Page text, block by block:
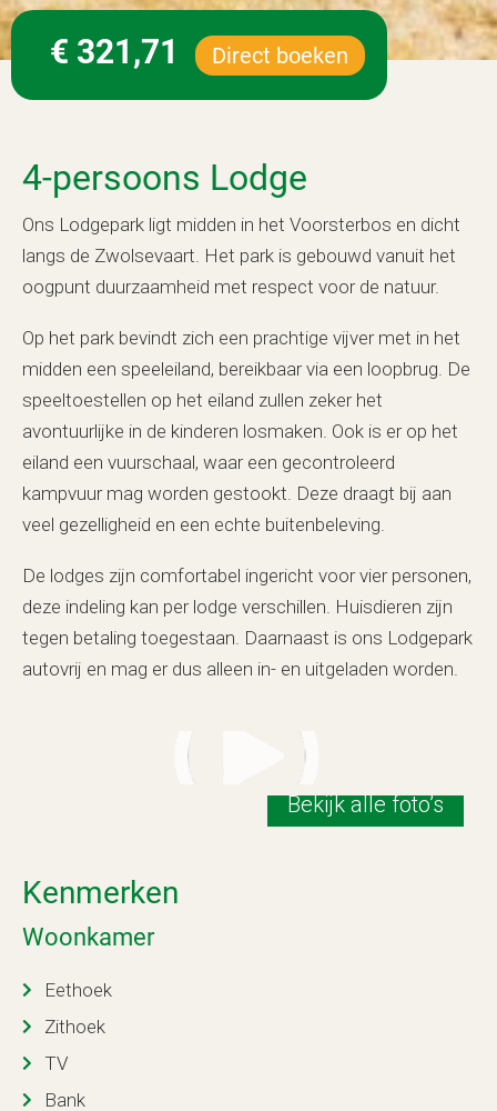
€ 321,71 Direct boeken
4-persoons Lodge
Ons Lodgepark ligt midden in het Voorsterbos en dicht
langs de Zwolsevaart. Het park is gebouwd vanuit het
oogpunt duurzaamheid met respect voor de natuur.
Op het park bevindt zich een prachtige vijver met in het
midden een speeleiland, bereikbaar via een loopbrug. De
speeltoestellen op het eiland zullen zeker het
avontuurlijke in de kinderen losmaken. Ook is er op het
eiland een vuurschaal, waar een gecontroleerd
kampvuur mag worden gestookt. Deze draagt bij aan
veel gezelligheid en een echte buitenbeleving.
De lodges zijn comfortabel ingericht voor vier personen,
deze indeling kan per lodge verschillen. Huisdieren zijn
tegen betaling toegestaan. Daarnaast is ons Lodgepark
autovrij en mag er dus alleen in- en uitgeladen worden.
Bekijk alle foto’s
Kenmerken
Woonkamer
Eethoek
Zithoek
TV
Bank